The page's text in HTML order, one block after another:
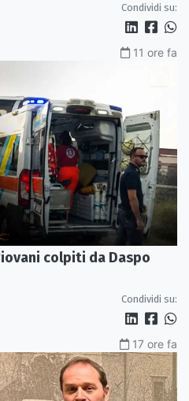
Condividi su:
11 ore fa
colpiti da Daspo
Condividi su:
17 ore fa